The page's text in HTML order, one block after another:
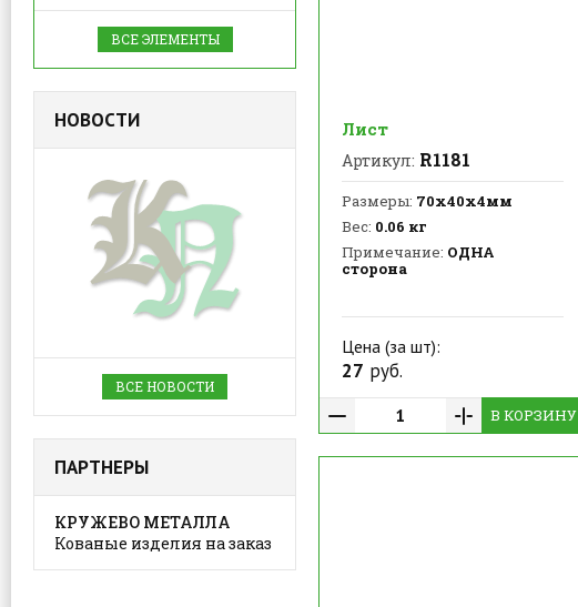
ВСЕ ЭЛЕМЕНТЫ
НОВОСТИ
ВСЕ НОВОСТИ
ПАРТНЕРЫ
КРУЖЕВО МЕТАЛЛА
Кованые изделия на заказ
Лист
Артикул: R1181
Размеры: 70х40х4мм
Вес: 0.06 кг
Примечание: ОДНА
сторона
Цена (за шт):
27 руб.
В КОРЗИНУ